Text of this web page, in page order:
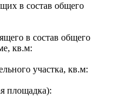
в состав общего
в состав общего
кв.м:
участка, кв.м:
площадка):